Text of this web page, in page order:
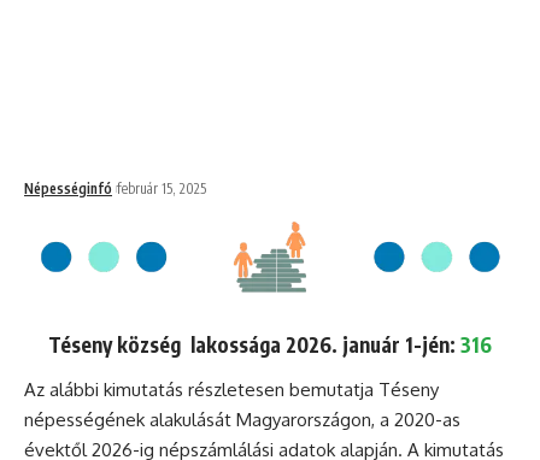
Népességinfó február 15, 2025
Téseny község lakossága 2026. január 1-jén: 316
Az alábbi kimutatás részletesen bemutatja Téseny
népességének alakulását Magyarországon, a 2020-as
évektől 2026-ig népszámlálási adatok alapján. A kimutatás